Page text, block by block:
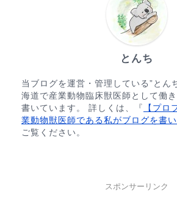
とんち
当ブログを運営・管理している”とん
海道で産業動物臨床獣医師として働
書いています。 詳しくは、『
【プロ
業動物獣医師である私がブログを書
ご覧ください。
スポンサーリンク